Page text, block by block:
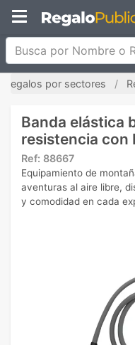
Busca por Nombre o
Regalos por sectores
Banda elástica
resistencia con
Ref: 88667
Equipamiento de
aventuras al aire libre,
y comodidad en cada